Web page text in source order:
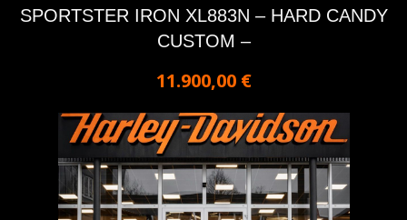
SPORTSTER IRON XL883N – HARD CANDY
CUSTOM –
11.900,00 €